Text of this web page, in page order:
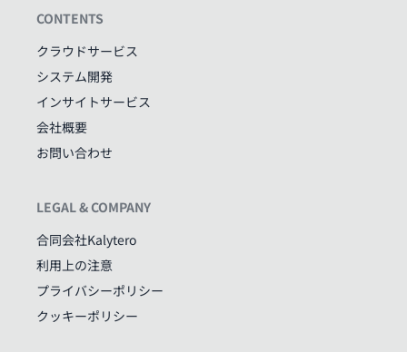
CONTENTS
クラウドサービス
システム開発
インサイトサービス
会社概要
お問い合わせ
LEGAL & COMPANY
合同会社Kalytero
利用上の注意
プライバシーポリシー
クッキーポリシー